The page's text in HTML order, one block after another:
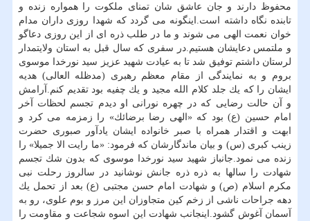
محفوظ دارند و جان عاشق شان تمنای ملكوت را همواره زنده و
تابنده نگاه داشته است.اینگونه می گردد كه شهدا روزی داران مدام
خوان نعمت الهی می شوند و ما در طلب ذره ای از این روزی دعاگو
و ملتمس دعایشان هستیم.در سفری كه سال قبل به استان ولایتمدار
لرستان داشتم توفیق شد تا به عیادت شهید عزیز سید نورخدا موسوی
بروم و به نمایندگی از مقام معظم رهبری (مدظله العالی) هدیه
ایشان را كه یك جلد كلام الله مجید و یك چفیه بود تقدیم كنم.آرامش
و آن حالت رضایی كه در چهره نورانی او دیدم تجسم لحظات آخر
امام حسین (ع) بود كه «الهی رضا برضائك» را زمزمه می كرد و
ابهت و اقتدار همراه با صبر خانواده ایشان یادآور صبوری حضرت
زینب كبری (س) و بیان ماندگارشان كه فرمود: «ما رایت الا جمیلا» را
زنده می نمود.جانباز شهید سید نورخدا موسوی كه بدون شك تجسم
شهادت را سالها به ذره ذره جانش نوشانید در سالروز رحلت نبی
مكرم اسلام (ص) و شهادت امام حسن مجتبی (ع) بعد از تحمل یك
دهه جراحات ناشی از زخم كین متجاوزان این مرز و بوم علوی، رو به
آسمان آغوش گشود.اینجانب شهادت این اسوه شجاعت و مقاومت را